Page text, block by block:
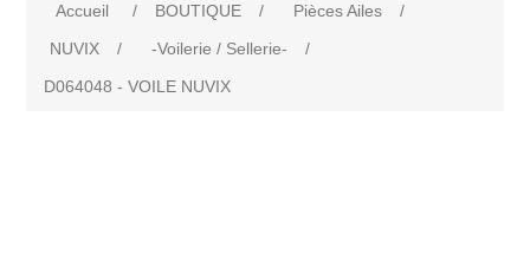
Accueil / BOUTIQUE / Pièces Ailes
/
NUVIX
/ -Voilerie / Sellerie-
/
D064048 - VOILE NUVIX